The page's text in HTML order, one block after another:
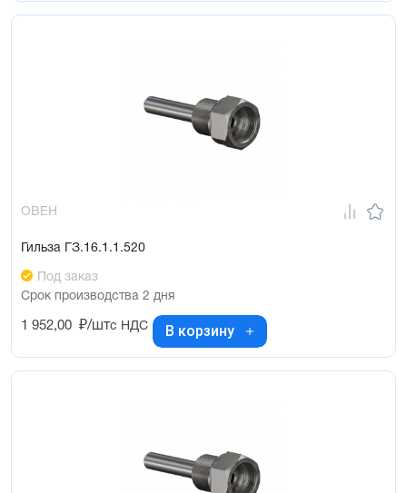
ОВЕН
Гильза ГЗ.16.1.1.520
Под заказ
Срок производства 2 дня
1 952,00 ₽/штс НДС В корзину